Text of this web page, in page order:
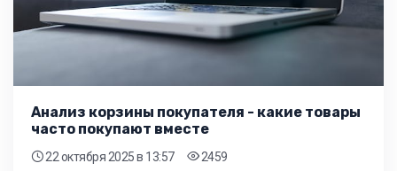
Анализ корзины покупателя - какие товары
часто покупают вместе
22 октября 2025в 13:57 2459